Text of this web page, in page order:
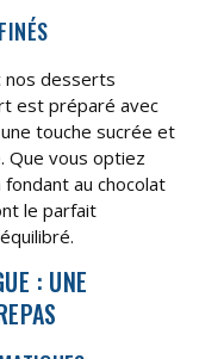
nos desserts
est préparé avec
touche sucrée et
Que vous optiez
au chocolat
le parfait
: UNE